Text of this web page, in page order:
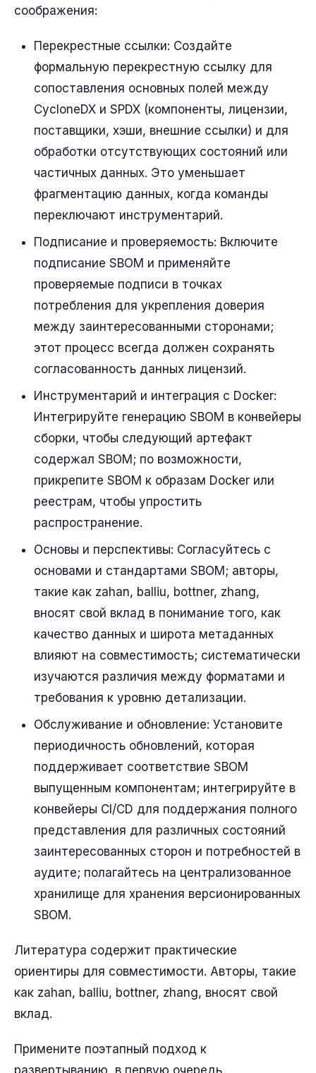
соображения:
Перекрестные ссылки: Создайте
формальную перекрестную ссылку для
сопоставления основных полей между
CycloneDX и SPDX (компоненты, лицензии,
поставщики, хэши, внешние ссылки) и для
обработки отсутствующих состояний или
частичных данных. Это уменьшает
фрагментацию данных, когда команды
переключают инструментарий.
Подписание и проверяемость: Включите
подписание SBOM и применяйте
проверяемые подписи в точках
потребления для укрепления доверия
между заинтересованными сторонами;
этот процесс всегда должен сохранять
согласованность данных лицензий.
Инструментарий и интеграция с Docker:
Интегрируйте генерацию SBOM в конвейеры
сборки, чтобы следующий артефакт
содержал SBOM; по возможности,
прикрепите SBOM к образам Docker или
реестрам, чтобы упростить
распространение.
Основы и перспективы: Согласуйтесь с
основами и стандартами SBOM; авторы,
такие как zahan, balliu, bottner, zhang,
вносят свой вклад в понимание того, как
качество данных и широта метаданных
влияют на совместимость; систематически
изучаются различия между форматами и
требования к уровню детализации.
Обслуживание и обновление: Установите
периодичность обновлений, которая
поддерживает соответствие SBOM
выпущенным компонентам; интегрируйте в
конвейеры CI/CD для поддержания полного
представления для различных состояний
заинтересованных сторон и потребностей в
аудите; полагайтесь на централизованное
хранилище для хранения версионированных
SBOM.
Литература содержит практические
ориентиры для совместимости. Авторы, такие
как zahan, balliu, bottner, zhang, вносят свой
вклад.
Примените поэтапный подход к
развертыванию, в первую очередь